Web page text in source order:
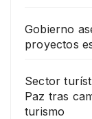
Gobierno
proyectos
Sector
Paz tras
turismo